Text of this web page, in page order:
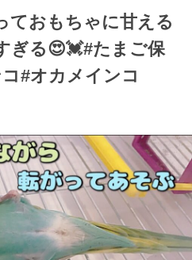
ておもちゃに甘える
ぎる😍💓#たまご保
#オカメインコ